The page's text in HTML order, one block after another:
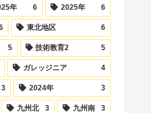
年 6 2025年 6
東北地区 6
5 技術教育2 5
ガレッジニア 4
3 2024年 3
九州北 3 九州南 3